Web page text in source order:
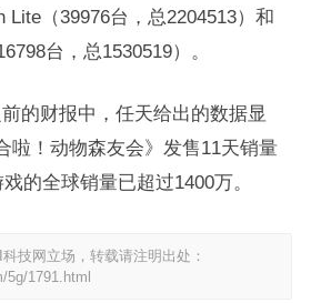
Lite（39976台，总2204513）和
台，总1530519）。
的财报中，任天给出的数据显
啦！动物森友会》发售11天销量
的全球销量已超过1400万。
技网立场，转载请注明出处：
5g/1791.html